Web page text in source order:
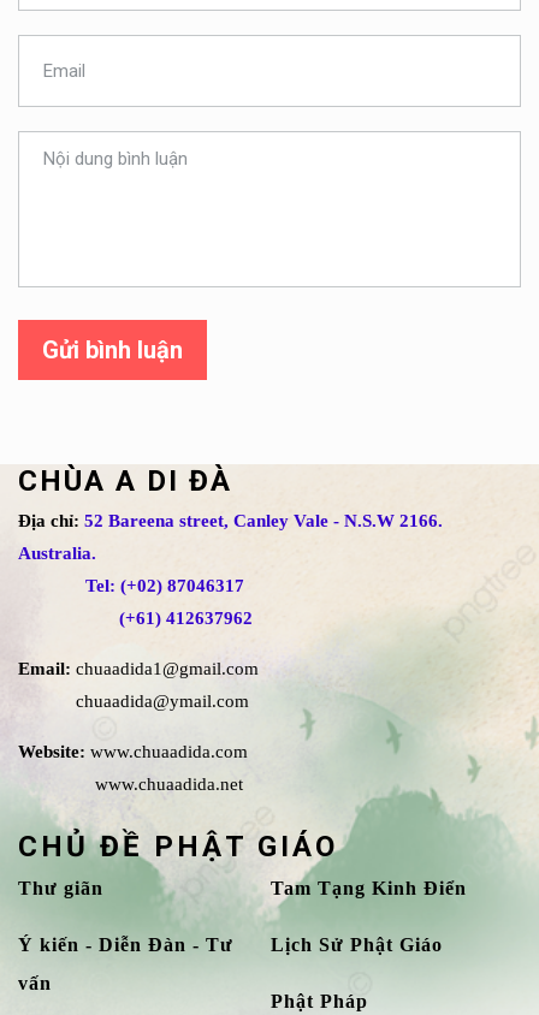
Gửi bình luận
CHÙA A DI ĐÀ
Địa chỉ: 52 Bareena street, Canley Vale - N.S.W 2166.
Australia.
Tel: (+02) 87046317
(+61) 412637962
Email: chuaadida1@gmail.com
chuaadida@ymail.com
Website: www.chuaadida.com
www.chuaadida.net
CHỦ ĐỀ PHẬT GIÁO
Thư giãn
Ý kiến - Diễn Đàn - Tư
vấn
Tam Tạng Kinh Điển
Lịch Sử Phật Giáo
Phật Pháp